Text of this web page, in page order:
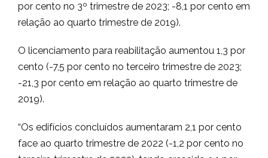
por cento no 3º trimestre de 2023; -8,1 por cento em
relação ao quarto trimestre de 2019).
O licenciamento para reabilitação aumentou 1,3 por
cento (-7,5 por cento no terceiro trimestre de 2023;
-21,3 por cento em relação ao quarto trimestre de
2019).
“Os edifícios concluídos aumentaram 2,1 por cento
face ao quarto trimestre de 2022 (-1,2 por cento no